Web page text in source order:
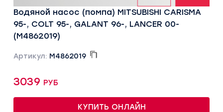
Водяной насос (помпа) MITSUBISHI CARISMA
95-, COLT 95-, GALANT 96-, LANCER 00-
(M4862019)
Артикул: M4862019
3039 руб
КУПИТЬ ОНЛАЙН